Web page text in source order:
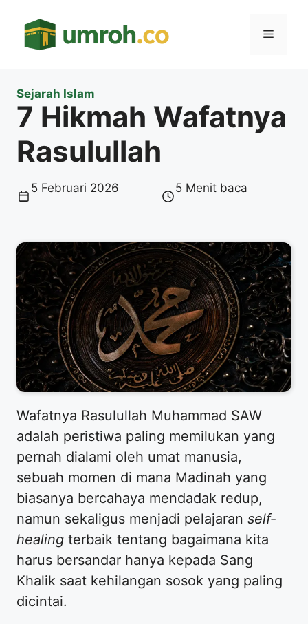
Menu
Sejarah Islam
7 Hikmah Wafatnya
Rasulullah
5 Februari 2026 5 Menit baca
​Wafatnya Rasulullah Muhammad SAW
adalah peristiwa paling memilukan yang
pernah dialami oleh umat manusia,
sebuah momen di mana Madinah yang
biasanya bercahaya mendadak redup,
namun sekaligus menjadi pelajaran self-
healing terbaik tentang bagaimana kita
harus bersandar hanya kepada Sang
Khalik saat kehilangan sosok yang paling
dicintai.